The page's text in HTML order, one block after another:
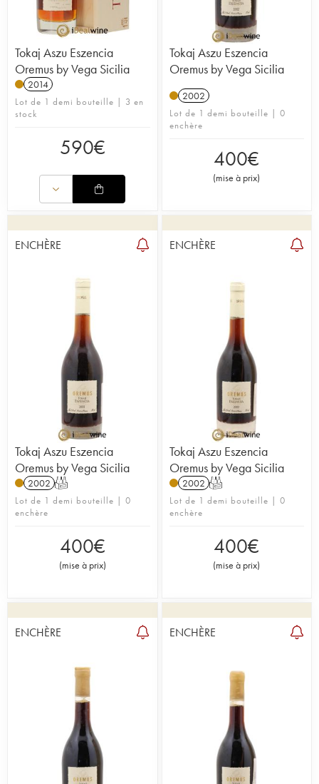
Tokaj Aszu Eszencia
Oremus by Vega Sicilia
2014
Lot de 1 demi bouteille | 3 en
stock
590€
Tokaj Aszu Eszencia
Oremus by Vega Sicilia
2002
Lot de 1 demi bouteille | 0
enchère
400€
(mise à prix)
ENCHÈRE
Tokaj Aszu Eszencia
Oremus by Vega Sicilia
2002 T
Lot de 1 demi bouteille | 0
enchère
400€
(mise à prix)
ENCHÈRE
Tokaj Aszu Eszencia
Oremus by Vega Sicilia
2002 T
Lot de 1 demi bouteille | 0
enchère
400€
(mise à prix)
ENCHÈRE ENCHÈRE